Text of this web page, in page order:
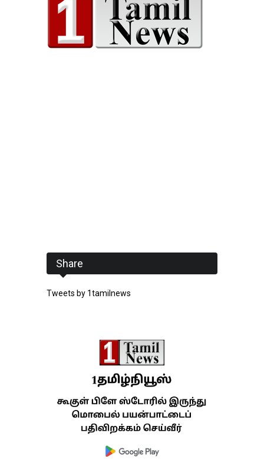
Share
Tweets by 1tamilnews